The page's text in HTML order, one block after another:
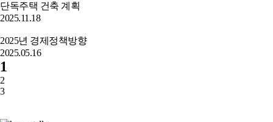
단독주택 건축 계획
2025.11.18
2025년 경제정책방향
2025.05.16
1
2
3